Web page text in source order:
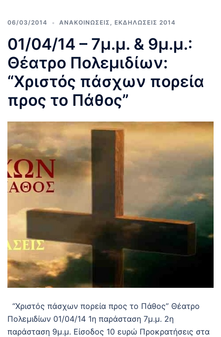
06/03/2014 ΑΝΑΚΟΙΝΩΣΕΙΣ , ΕΚΔΗΛΩΣΕΙΣ 2014
01/04/14 – 7μ.μ. & 9μ.μ.:
Θέατρο Πολεμιδίων:
“Χριστός πάσχων πορεία
προς το Πάθος”
“Χριστός πάσχων πορεία προς το Πάθος” Θέατρο
Πολεμιδίων 01/04/14 1η παράσταση 7μ.μ. 2η
παράσταση 9μ.μ. Είσοδος 10 ευρώ Προκρατήσεις στα